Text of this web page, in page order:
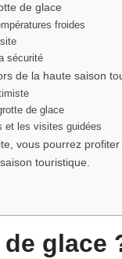
de glace
froides
sécurité
de la haute saison
de glace
et les visites guidées
vous pourrez
touristique.
glace